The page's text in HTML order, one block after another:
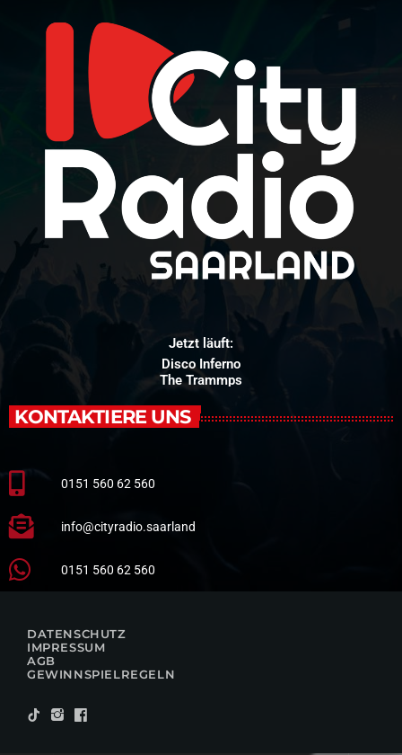
Jetzt läuft:
Disco Inferno
The Trammps
KONTAKTIERE UNS
0151 560 62 560
info@cityradio.saarland
0151 560 62 560
DATENSCHUTZ
IMPRESSUM
AGB
GEWINNSPIELREGELN